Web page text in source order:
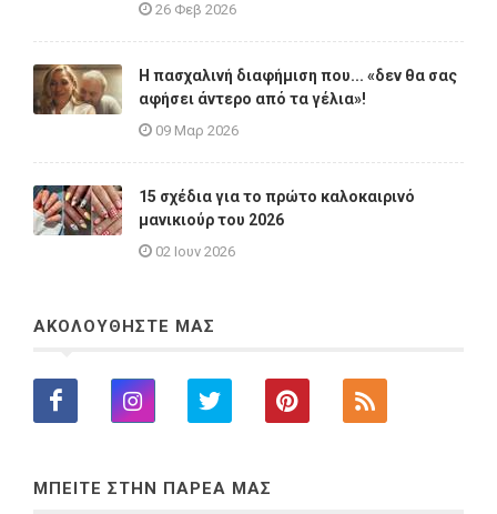
26 Φεβ 2026
Η πασχαλινή διαφήμιση που... «δεν θα σας
αφήσει άντερο από τα γέλια»!
09 Μαρ 2026
15 σχέδια για το πρώτο καλοκαιρινό
μανικιούρ του 2026
02 Ιουν 2026
ΑΚΟΛΟΥΘΗΣΤΕ ΜΑΣ
ΜΠΕΙΤΕ ΣΤΗΝ ΠΑΡΕΑ ΜΑΣ